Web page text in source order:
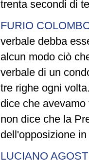
trenta secondi di
FURIO
verbale debba
alcun modo ciò
verbale di un
tre righe ogni
dice che
non dice che la
dell'opposizione
LUCIANO